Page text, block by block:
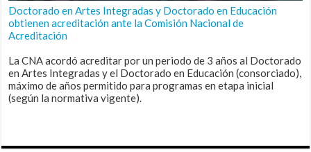
Doctorado en Artes Integradas y Doctorado en Educación
obtienen acreditación ante la Comisión Nacional de
Acreditación
La CNA acordó acreditar por un periodo de 3 años al Doctorado
en Artes Integradas y el Doctorado en Educación (consorciado),
máximo de años permitido para programas en etapa inicial
(según la normativa vigente).